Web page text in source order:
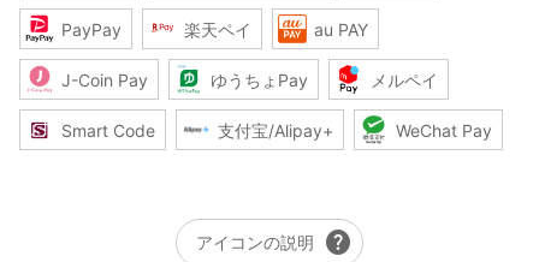
PayPay 楽天ペイ au PAY
J-Coin Pay ゆうちょPay メルペイ
Smart Code 支付宝/Alipay+ WeChat Pay
アイコンの説明 help